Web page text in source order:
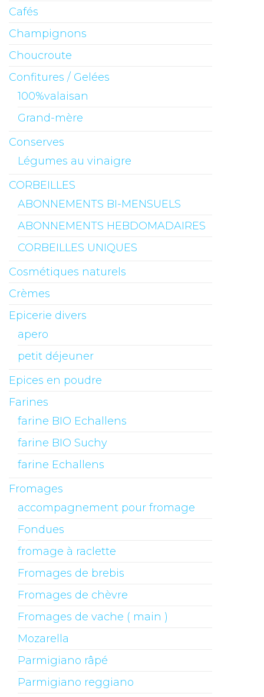
Cafés
Champignons
Choucroute
Confitures / Gelées
100%valaisan
Grand-mère
Conserves
Légumes au vinaigre
CORBEILLES
ABONNEMENTS BI-MENSUELS
ABONNEMENTS HEBDOMADAIRES
CORBEILLES UNIQUES
Cosmétiques naturels
Crèmes
Epicerie divers
apero
petit déjeuner
Epices en poudre
Farines
farine BIO Echallens
farine BIO Suchy
farine Echallens
Fromages
accompagnement pour fromage
Fondues
fromage à raclette
Fromages de brebis
Fromages de chèvre
Fromages de vache ( main )
Mozarella
Parmigiano râpé
Parmigiano reggiano